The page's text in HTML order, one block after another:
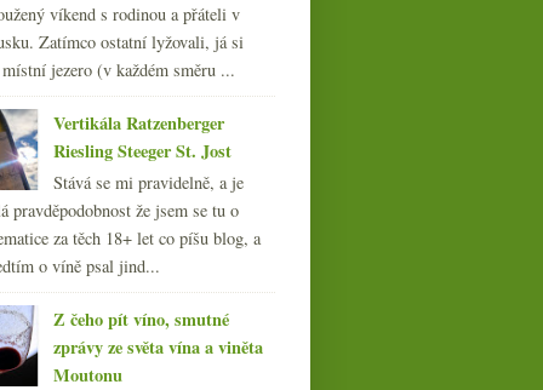
víkend s rodinou a přáteli v
Zatímco ostatní lyžovali, já si
jezero (v každém směru ...
Vertikála Ratzenberger
Riesling Steeger St. Jost
Stává se mi pravidelně, a je
pravděpodobnost že jsem se tu o
za těch 18+ let co píšu blog, a
o víně psal jind...
Z čeho pít víno, smutné
zprávy ze světa vína a viněta
Moutonu